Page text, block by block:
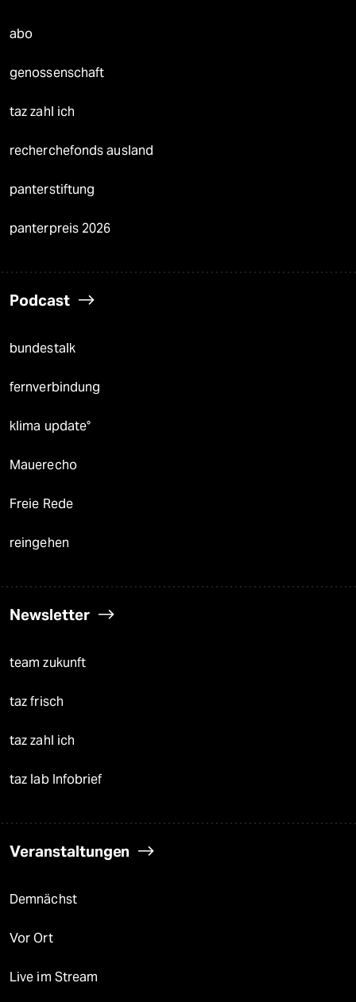
abo
genossenschaft
taz zahl ich
recherchefonds ausland
panterstiftung
panterpreis 2026
Podcast
bundestalk
fernverbindung
klima update°
Mauerecho
Freie Rede
reingehen
Newsletter
team zukunft
taz frisch
taz zahl ich
taz lab Infobrief
Veranstaltungen
Demnächst
Vor Ort
Live im Stream